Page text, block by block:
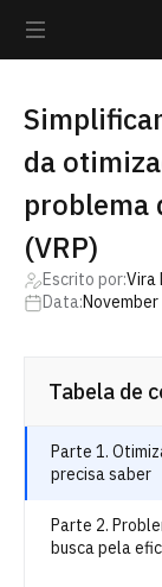
da
problema
(VRP)
Escrito por:Vira
Data:November
Tabela de
Parte 1.
precisa saber
Parte 2.
busca pela